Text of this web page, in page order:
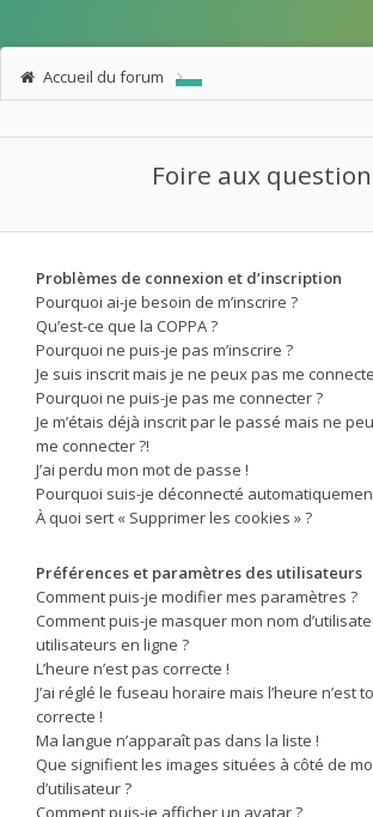
Accueil du forum
Foire aux
Problèmes de connexion et d’inscription
Pourquoi ai-je besoin de m’inscrire ?
Qu’est-ce que la COPPA ?
Pourquoi ne puis-je pas m’inscrire ?
Je suis inscrit mais je ne peux pas me
Pourquoi ne puis-je pas me connecter ?
Je m’étais déjà inscrit par le passé mais ne
me connecter ?!
J’ai perdu mon mot de passe !
Pourquoi suis-je déconnecté
À quoi sert « Supprimer les cookies » ?
Préférences et paramètres des utilisateurs
Comment puis-je modifier mes paramètres ?
Comment puis-je masquer mon nom
utilisateurs en ligne ?
L’heure n’est pas correcte !
J’ai réglé le fuseau horaire mais l’heure n’est
correcte !
Ma langue n’apparaît pas dans la liste !
Que signifient les images situées à côté de
d’utilisateur ?
Comment puis-je afficher un avatar ?